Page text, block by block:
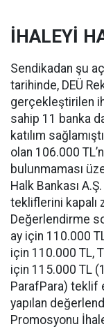
İHALEYİ
Sendikadan şu
tarihinde, DEÜ
gerçekleştirilen
sahip 11 banka
katılım
olan 106.000
bulunmaması
Halk Bankası
tekliflerini kapalı
Değerlendirme
ay için 110.000
için 110.000 TL,
için 115.000 TL
ParafPara) teklif
yapılan
Promosyonu